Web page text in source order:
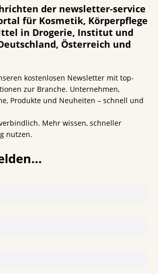
der newsletter-service
für Kosmetik, Körperpflege
in Drogerie, Institut und
Österreich und
kostenlosen Newsletter mit top-
zur Branche. Unternehmen,
Produkte und Neuheiten – schnell und
Mehr wissen, schneller
nutzen.